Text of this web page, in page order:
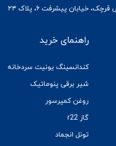
خیابان پیشرفت ۶، پلاک ۲۴
راهنمای خرید
کندانسینگ یونیت سردخانه
شیر برقی پنوماتیک
روغن کمپرسور
گاز r22
تونل انجماد